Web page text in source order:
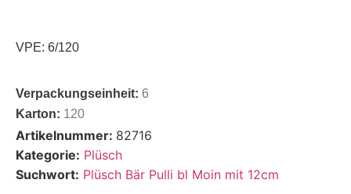
VPE: 6/120
Verpackungseinheit: 6
Karton: 120
Artikelnummer: 82716
Kategorie: Plüsch
Suchwort: Plüsch Bär Pulli bl Moin mit 12cm